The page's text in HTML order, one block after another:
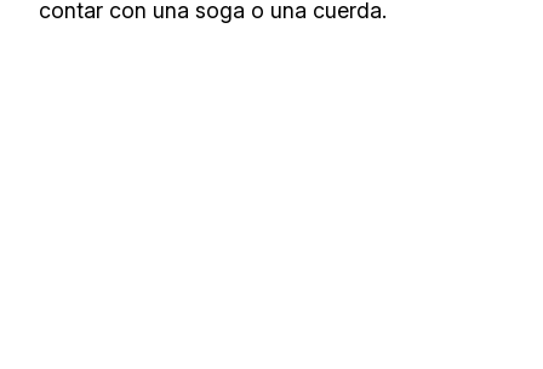
contar con una soga o una cuerda.